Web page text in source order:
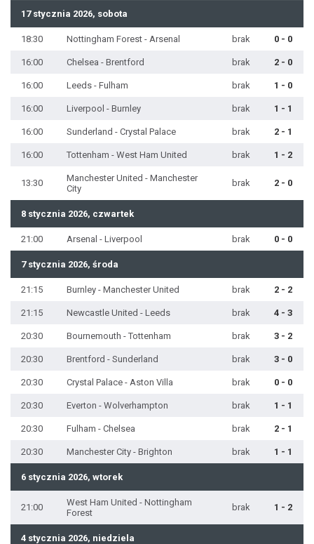
17 stycznia 2026, sobota
18:30 Nottingham Forest - Arsenal brak 0 - 0
16:00 Chelsea - Brentford brak 2 - 0
16:00 Leeds - Fulham brak 1 - 0
16:00 Liverpool - Burnley brak 1 - 1
16:00 Sunderland - Crystal Palace brak 2 - 1
16:00 Tottenham - West Ham United brak 1 - 2
13:30
Manchester United - Manchester
City
brak 2 - 0
8 stycznia 2026, czwartek
21:00 Arsenal - Liverpool brak 0 - 0
7 stycznia 2026, środa
21:15 Burnley - Manchester United brak 2 - 2
21:15 Newcastle United - Leeds brak 4 - 3
20:30 Bournemouth - Tottenham brak 3 - 2
20:30 Brentford - Sunderland brak 3 - 0
20:30 Crystal Palace - Aston Villa brak 0 - 0
20:30 Everton - Wolverhampton brak 1 - 1
20:30 Fulham - Chelsea brak 2 - 1
20:30 Manchester City - Brighton brak 1 - 1
6 stycznia 2026, wtorek
21:00
West Ham United - Nottingham
Forest
brak 1 - 2
4 stycznia 2026, niedziela